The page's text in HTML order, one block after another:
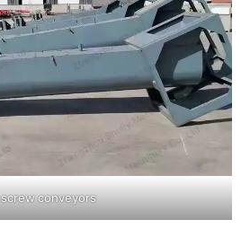
screw conveyors